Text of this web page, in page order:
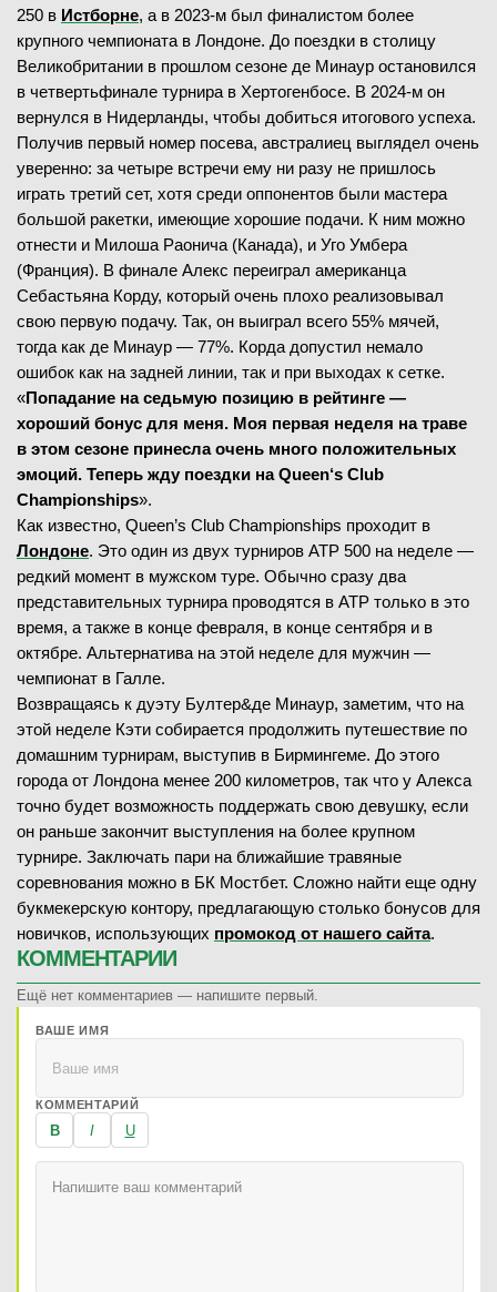
250 в Истборне, а в 2023-м был финалистом более
крупного чемпионата в Лондоне. До поездки в столицу
Великобритании в прошлом сезоне де Минаур остановился
в четвертьфинале турнира в Хертогенбосе. В 2024-м он
вернулся в Нидерланды, чтобы добиться итогового успеха.
Получив первый номер посева, австралиец выглядел очень
уверенно: за четыре встречи ему ни разу не пришлось
играть третий сет, хотя среди оппонентов были мастера
большой ракетки, имеющие хорошие подачи. К ним можно
отнести и Милоша Раонича (Канада), и Уго Умбера
(Франция). В финале Алекс переиграл американца
Себастьяна Корду, который очень плохо реализовывал
свою первую подачу. Так, он выиграл всего 55% мячей,
тогда как де Минаур — 77%. Корда допустил немало
ошибок как на задней линии, так и при выходах к сетке.
«Попадание на седьмую позицию в рейтинге —
хороший бонус для меня. Моя первая неделя на траве
в этом сезоне принесла очень много положительных
эмоций. Теперь жду поездки наQueen‘s Club
Championships».
Как известно, Queen’s Club Championships проходит в
Лондоне. Это один из двух турниров ATP 500 на неделе —
редкий момент в мужском туре. Обычно сразу два
представительных турнира проводятся в ATP только в это
время, а также в конце февраля, в конце сентября и в
октябре. Альтернатива на этой неделе для мужчин —
чемпионат в Галле.
Возвращаясь к дуэту Бултер&де Минаур, заметим, что на
этой неделе Кэти собирается продолжить путешествие по
домашним турнирам, выступив в Бирмингеме. До этого
города от Лондона менее 200 километров, так что у Алекса
точно будет возможность поддержать свою девушку, если
он раньше закончит выступления на более крупном
турнире. Заключать пари на ближайшие травяные
соревнования можно в БК Мостбет. Сложно найти еще одну
букмекерскую контору, предлагающую столько бонусов для
новичков, использующих промокод от нашего сайта.
КОММЕНТАРИИ
Ещё нет комментариев — напишите первый.
ВАШЕ ИМЯ
КОММЕНТАРИЙ
B I U